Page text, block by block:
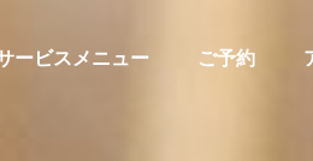
ービスメニュー ご予約